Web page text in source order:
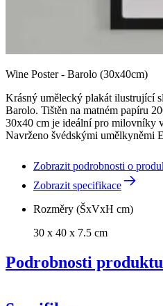
Wine Poster - Barolo (30x40cm)
Krásný umělecký plakát ilustrující
Barolo. Tištěn na matném papíru
30x40 cm je ideální pro milovníky
Navrženo švédskými umělkyněmi
Zobrazit podrobnosti o
Zobrazit specifikace
Rozměry (ŠxVxH cm)
30 x 40 x 7.5 cm
Podrobnosti produktu